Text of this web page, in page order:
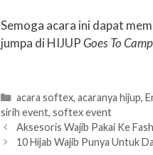
Semoga acara ini dapat
jumpa di HIJUPGoes To
Categories
acara softex, acaranya hijup,
sirih event, softex event
Aksesoris Wajib Pakai Ke
10 Hijab Wajib Punya Untuk